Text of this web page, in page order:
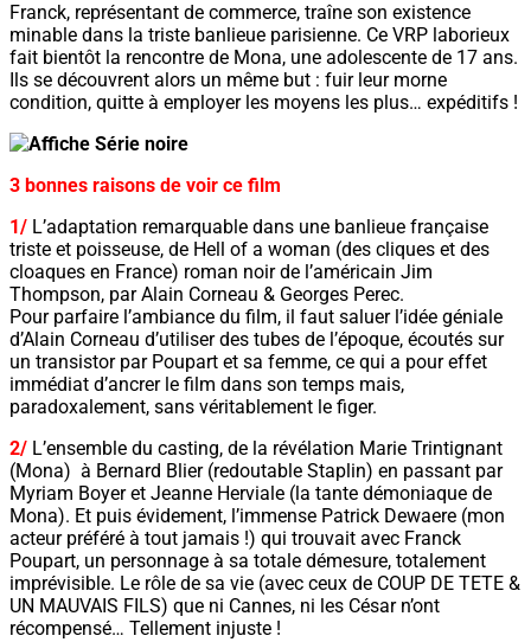
Franck, représentant de commerce, traîne son existence
minable dans la triste banlieue parisienne. Ce VRP laborieux
fait bientôt la rencontre de Mona, une adolescente de 17 ans.
Ils se découvrent alors un même but : fuir leur morne
condition, quitte à employer les moyens les plus… expéditifs !
3 bonnes raisons de voir ce film
1/ L’adaptation remarquable dans une banlieue française
triste et poisseuse, de Hell of a woman (des cliques et des
cloaques en France) roman noir de l’américain Jim
Thompson, par Alain Corneau & Georges Perec.
Pour parfaire l’ambiance du film, il faut saluer l’idée géniale
d’Alain Corneau d’utiliser des tubes de l’époque, écoutés sur
un transistor par Poupart et sa femme, ce qui a pour effet
immédiat d’ancrer le film dans son temps mais,
paradoxalement, sans véritablement le figer.
2/ L’ensemble du casting, de la révélation Marie Trintignant
(Mona) à Bernard Blier (redoutable Staplin) en passant par
Myriam Boyer et Jeanne Herviale (la tante démoniaque de
Mona). Et puis évidement, l’immense Patrick Dewaere (mon
acteur préféré à tout jamais !) qui trouvait avec Franck
Poupart, un personnage à sa totale démesure, totalement
imprévisible. Le rôle de sa vie (avec ceux de COUP DE TETE &
UN MAUVAIS FILS) que ni Cannes, ni les César n’ont
récompensé… Tellement injuste !